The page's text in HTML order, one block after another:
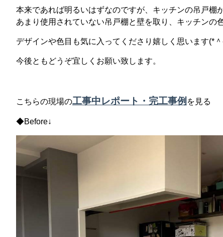
本来であれば明るいはずなのですが、キッチンの吊戸棚
あまり使用されていない吊戸棚と壁を取り、キッチンの
デザインや色目も気に入ってくださり嬉しく思います(*
今後ともどうぞ宜しくお願い致します。
こちらの現場の工事中レポート・完工事例 を見る
◆Before↓